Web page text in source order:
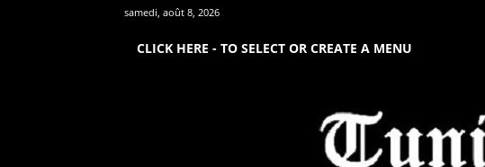
samedi, août 8, 2026
CLICK HERE - TO SELECT OR CREATE A MENU